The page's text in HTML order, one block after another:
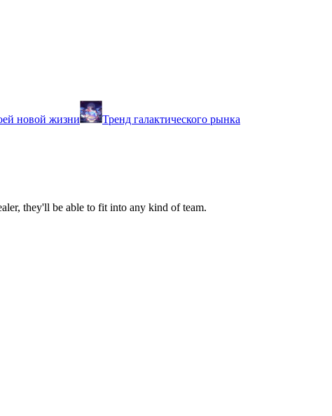
новой жизни Тренд галактического рынка
they'll be able to fit into any kind of team.